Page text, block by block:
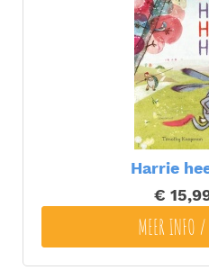
Harrie
€
MEER INFO /